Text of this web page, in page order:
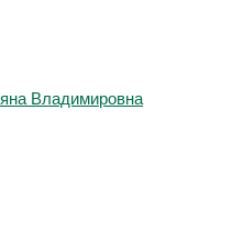
Владимировна